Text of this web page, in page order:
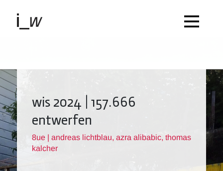
wis 2024 | 157.666
entwerfen
8ue | andreas lichtblau, azra alibabic, thomas
kalcher